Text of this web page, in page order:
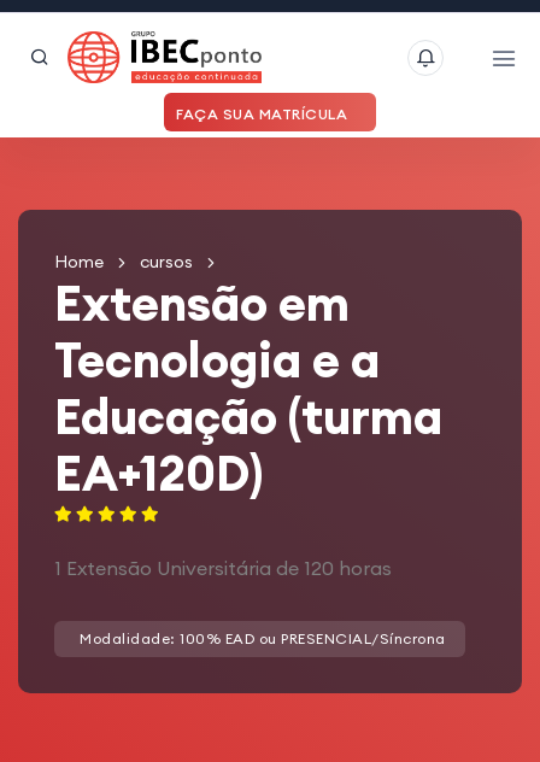
FAÇA SUA MATRÍCULA
Home cursos
Extensão em
Tecnologia e a
Educação (turma
EA+120D)
1 Extensão Universitária de 120 horas
Modalidade: 100% EAD ou PRESENCIAL/Síncrona